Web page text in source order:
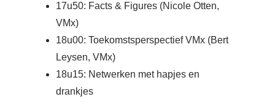
17u50: Facts & Figures (Nicole Otten,
VMx)
18u00: Toekomstsperspectief VMx (Bert
Leysen, VMx)
18u15: Netwerken met hapjes en
drankjes